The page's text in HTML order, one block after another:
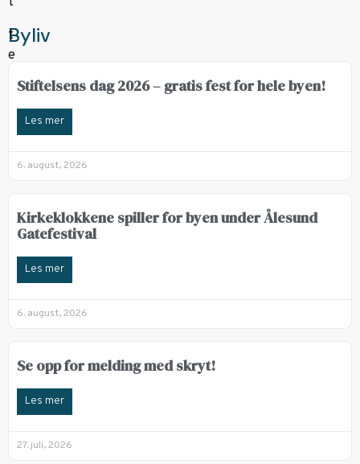
Byliv
Stiftelsens dag 2026 – gratis fest for hele byen!
Les mer
6. august, 2026
Kirkeklokkene spiller for byen under Ålesund
Gatefestival
Les mer
6. august, 2026
Se opp for melding med skryt!
Les mer
27. juli, 2026